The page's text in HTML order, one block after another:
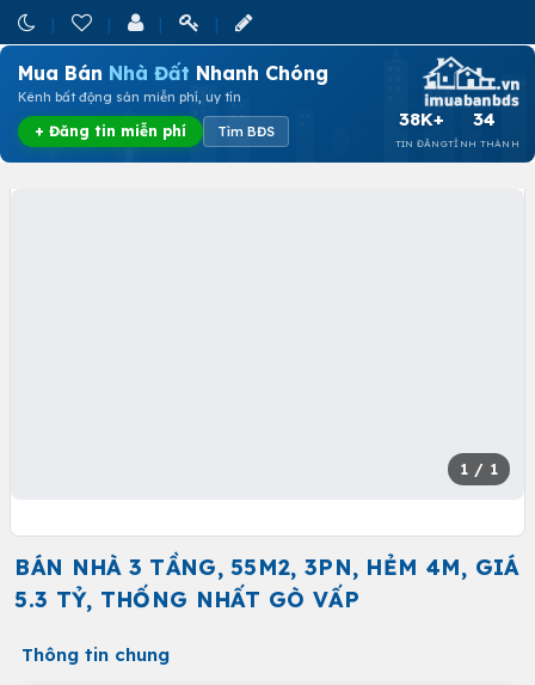
Mua Bán Nhà Đất Nhanh Chóng
Kênh bất động sản miễn phí, uy tín
+ Đăng tin miễn phí Tìm BĐS
38K+
TIN ĐĂNG
34
TỈNH THÀNH
1 / 1
BÁN NHÀ 3 TẦNG, 55M2, 3PN, HẺM 4M, GIÁ
5.3 TỶ, THỐNG NHẤT GÒ VẤP
Thông tin chung